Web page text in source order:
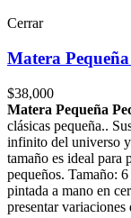
Cerrar
Matera
$38,000
Matera Pequeña
clásicas pequeña..
infinito del universo
tamaño es ideal para
pequeños. Tamaño:
pintada a mano en
presentar